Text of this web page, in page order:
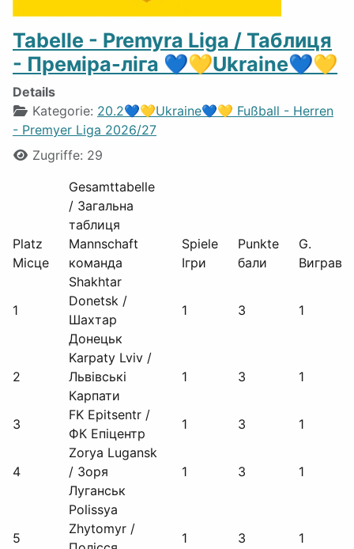
Tabelle - Premyra Liga / Таблиця
- Преміра-ліга 💙💛Ukraine💙💛
Details
Kategorie: 20.2💙💛Ukraine💙💛 Fußball - Herren
- Premyer Liga 2026/27
Zugriffe: 29
Gesamttabelle
/ Загальна
таблиця
Platz
Mannschaft Spiele Punkte
G.
Місце
команда Ігри бали Виграв
1
Shakhtar
Donetsk /
Шахтар
Донецьк
1 3 1
2
Karpaty Lviv /
Львівські
Карпати
1 3 1
3
FK Epitsentr /
ФК Епіцентр
1 3 1
4
Zorya Lugansk
/ Зоря
Луганськ
1 3 1
5
Polissya
Zhytomyr /
1 3 1